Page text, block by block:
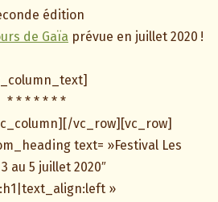
édition
de Gaïa prévue en juillet 2020 !
* * * * * * *
vc_row][vc_row]
text= »Festival Les
au 5 juillet 2020″
»